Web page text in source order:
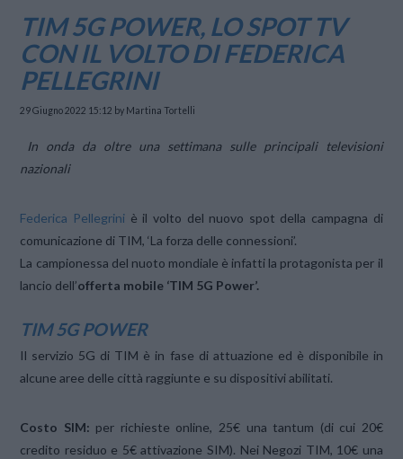
TIM 5G POWER, LO SPOT TV
CON IL VOLTO DI FEDERICA
PELLEGRINI
29 Giugno 2022 15:12 by Martina Tortelli
In onda da oltre una settimana sulle principali televisioni
nazionali
Federica Pellegrini è il volto del nuovo spot della campagna di
comunicazione di TIM, ‘La forza delle connessioni’.
La campionessa del nuoto mondiale è infatti la protagonista per il
lancio dell’offerta mobile ‘TIM 5G Power’.
TIM 5G POWER
Il servizio 5G di TIM è in fase di attuazione ed è disponibile in
alcune aree delle città raggiunte e su dispositivi abilitati.
Costo SIM: per richieste online, 25€ una tantum (di cui 20€
credito residuo e 5€ attivazione SIM). Nei Negozi TIM, 10€ una